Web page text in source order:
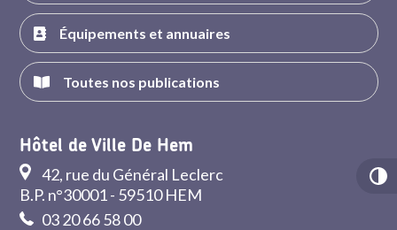
Équipements et annuaires
Toutes nos publications
Hôtel de Ville De Hem
42, rue du Général Leclerc
B.P. n°30001 - 59510 HEM
03 20 66 58 00